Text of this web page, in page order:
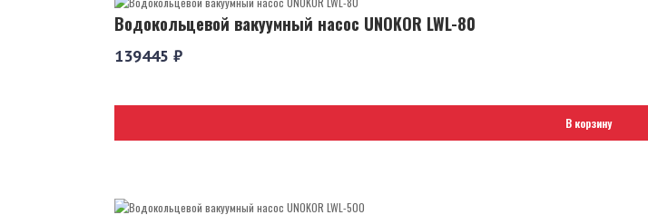
Водокольцевой вакуумный насос UNOKOR LWL-80
139445 ₽
В корзину